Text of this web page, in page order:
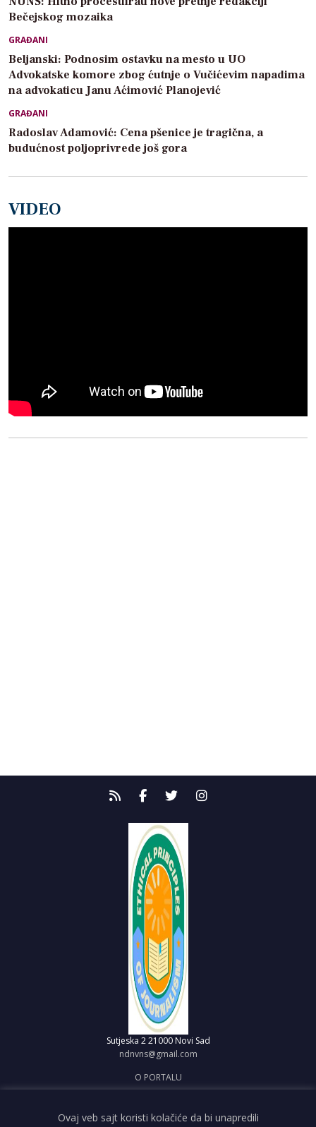
Bečejskog mozaika
GRAĐANI
Beljanski: Podnosim ostavku na mesto u UO
Advokatske komore zbog ćutnje o Vučićevim napadima
na advokaticu Janu Aćimović Planojević
GRAĐANI
Radoslav Adamović: Cena pšenice je tragična, a
budućnost poljoprivrede još gora
VIDEO
Sutjeska 2 21000 Novi Sad
ndnvns@gmail.com
O PORTALU
OBJAVI VEST
Ovaj veb sajt koristi kolačiće da bi unapredili